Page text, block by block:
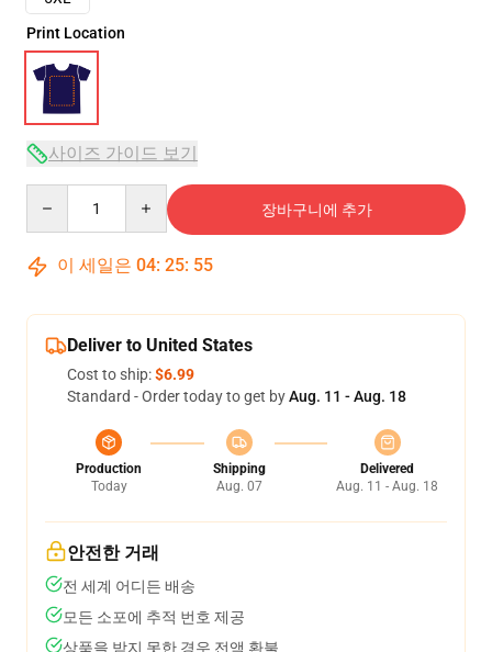
Print Location
사이즈 가이드 보기
장바구니에 추가
이 세일은 04: 25: 54
Deliver to United States
Cost to ship:$6.99
Standard - Order today to get byAug. 11 - Aug. 18
Production
Today
Shipping
Aug. 07
Delivered
Aug. 11 - Aug. 18
안전한 거래
전 세계 어디든 배송
모든 소포에 추적 번호 제공
상품을 받지 못한 경우 전액 환불